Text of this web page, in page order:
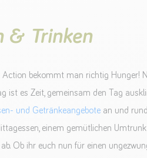
& Trinken
Action bekommt man richtig Hunger!
ist es Zeit, gemeinsam den Tag
und Getränkeangebote an und
einem gemütlichen
Ob ihr euch nun für einen